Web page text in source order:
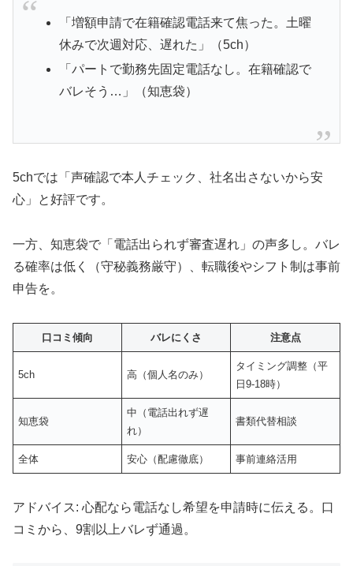
「増額申請で在籍確認電話来て焦った。土曜
休みで次週対応、遅れた」（5ch）
「パートで勤務先固定電話なし。在籍確認で
バレそう…」（知恵袋）
5chでは「声確認で本人チェック、社名出さないから安
心」と好評です。
一方、知恵袋で「電話出られず審査遅れ」の声多し。バレ
る確率は低く（守秘義務厳守）、転職後やシフト制は事前
申告を。
口コミ傾向 バレにくさ 注意点
5ch 高（個人名のみ）
タイミング調整（平
日9-18時）
知恵袋
中（電話出れず遅
れ）
書類代替相談
全体 安心（配慮徹底） 事前連絡活用
アドバイス: 心配なら電話なし希望を申請時に伝える。口
コミから、9割以上バレず通過。